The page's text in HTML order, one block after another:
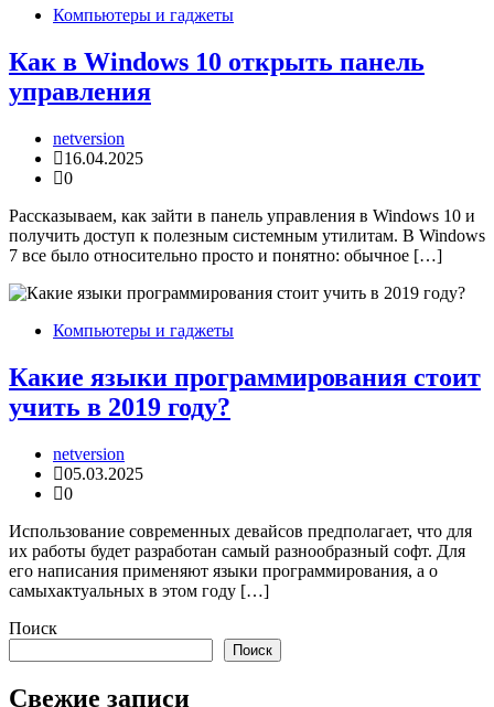
Компьютеры и гаджеты
Как в Windows 10 открыть панель
управления
netversion
16.04.2025
0
Рассказываем, как зайти в панель управления в Windows 10 и
получить доступ к полезным системным утилитам. В Windows
7 все было относительно просто и понятно: обычное […]
Компьютеры и гаджеты
Какие языки программирования стоит
учить в 2019 году?
netversion
05.03.2025
0
Использование современных девайсов предполагает, что для
их работы будет разработан самый разнообразный софт. Для
его написания применяют языки программирования, а о
самыхактуальных в этом году […]
Поиск
Поиск
Свежие записи